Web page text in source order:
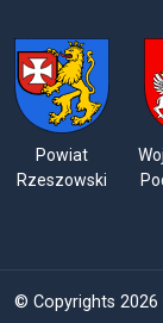
Powiat
Rzeszowski
© Copyrights